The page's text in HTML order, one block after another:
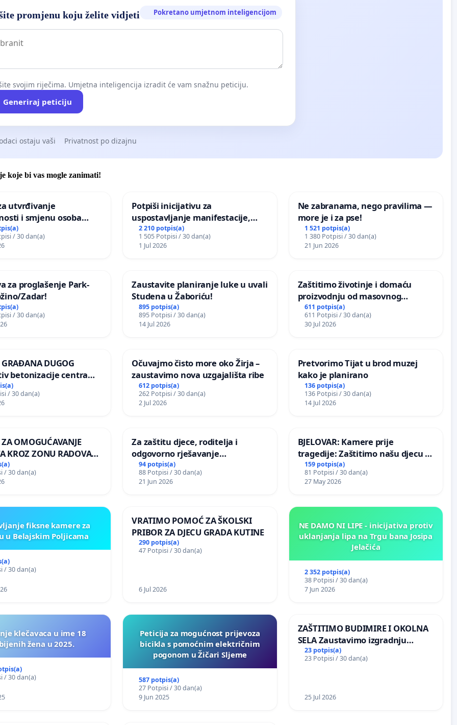
promjenu koju želite vidjeti Pokretano umjetnom inteligencijom
svojim riječima. Umjetna inteligencija izradit će vam snažnu peticiju.
Generiraj peticiju
ostaju vaši Privatnost po dizajnu
koje bi vas mogle zanimati!
utvrđivanje
i smjenu osoba
za incident u
vrtu Grada Zagreba
/ 30 dan(a)
Potpiši inicijativu za
uspostavljanje manifestacije,
godišnje nagrade ili drugog
javnog događaja „Edin Avdić“ u
Sarajevu
2 210 potpis(a)
1 505 Potpisi / 30 dan(a)
1 Jul 2026
Ne zabranama, nego pravilima —
more je i za pse!
1 521 potpis(a)
1 380 Potpisi / 30 dan(a)
21 Jun 2026
za proglašenje Park-
Zadar!
/ 30 dan(a)
Zaustavite planiranje luke u uvali
Studena u Žaboriću!
895 potpis(a)
895 Potpisi / 30 dan(a)
14 Jul 2026
Zaštitimo životinje i domaću
proizvodnju od masovnog
uništavanja zbog afričke svinjske
kuge
611 potpis(a)
611 Potpisi / 30 dan(a)
30 Jul 2026
GRAĐANA DUGOG
betonizacije centra
očuvanje postojećih
i odraslih
donošenju izmjena
/ 30 dan(a)
Očuvajmo čisto more oko Žirja –
zaustavimo nova uzgajališta ribe
612 potpis(a)
262 Potpisi / 30 dan(a)
2 Jul 2026
Pretvorimo Tijat u brod muzej
kako je planirano
136 potpis(a)
136 Potpisi / 30 dan(a)
14 Jul 2026
ZA OMOGUĆAVANJE
KROZ ZONU RADOVA
Mjesnog odbora
i Lemić Brdo
/ 30 dan(a)
Za zaštitu djece, roditelja i
odgovorno rješavanje
maloljetničkog nasilja
94 potpis(a)
88 Potpisi / 30 dan(a)
21 Jun 2026
BJELOVAR: Kamere prije
tragedije: Zaštitimo našu djecu u
Vukovarskoj!
159 potpis(a)
81 Potpisi / 30 dan(a)
27 May 2026
fiksne kamere za
u Belajskim Poljicama
/ 30 dan(a)
VRATIMO POMOĆ ZA ŠKOLSKI
PRIBOR ZA DJECU GRADA KUTINE
290 potpis(a)
47 Potpisi / 30 dan(a)
6 Jul 2026
NE DAMO NI LIPE - inicijativa protiv
uklanjanja lipa na Trgu bana Josipa
Jelačića
2 352 potpis(a)
38 Potpisi / 30 dan(a)
7 Jun 2026
klečavaca u ime 18
žena u 2025.
/ 30 dan(a)
Peticija za mogućnost prijevoza
bicikla s pomoćnim električnim
pogonom u Žičari Sljeme
587 potpis(a)
27 Potpisi / 30 dan(a)
9 Jun 2025
ZAŠTITIMO BUDIMIRE I OKOLNA
SELA Zaustavimo izgradnju
Sunčane elektrane Vedrine na
području Ugljana
23 potpis(a)
23 Potpisi / 30 dan(a)
25 Jul 2026